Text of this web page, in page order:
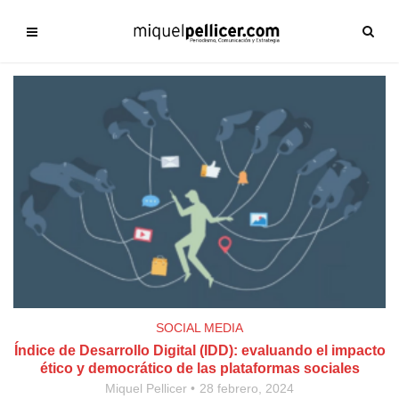
SOCIAL MEDIA
Índice de Desarrollo Digital (IDD): evaluando el impacto
ético y democrático de las plataformas sociales
Miquel Pellicer 28 febrero, 2024